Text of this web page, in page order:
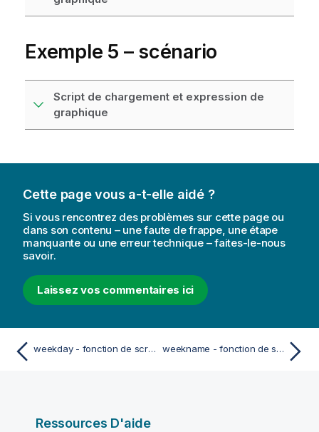
Exemple 5 – scénario
Script de chargement et expression de
graphique
Cette page vous a-t-elle aidé ?
Si vous rencontrez des problèmes sur cette page ou
dans son contenu – une faute de frappe, une étape
manquante ou une erreur technique – faites-le-nous
savoir.
Laissez vos commentaires ici
weekday - fonction de script et fonction de graphique weekname - fonction de script et fonction de graphique
Ressources D'aide